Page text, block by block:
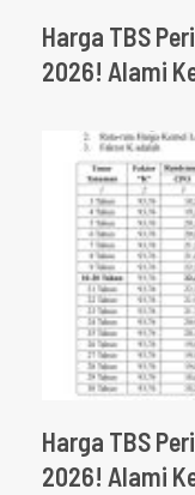
Harga TBS
2026! Alami
Harga TBS
2026! Alami